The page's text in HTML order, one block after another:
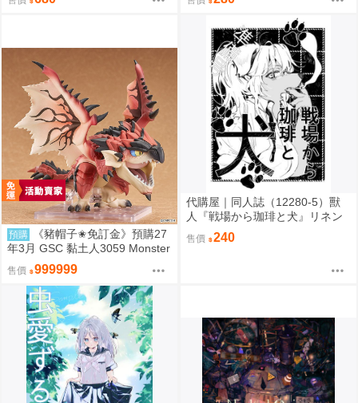
ロウ
する話』蒼也 混沌地帯
預購
《豬帽子✬免訂金》預購27
年3月 GSC 黏土人3059 Monster
Hunter 魔物獵人 火龍 0906
售價 999999
代購屋｜同人誌（12280-5）獸
人『戦場から珈琲と犬』リネン
リネンドレッシング
售價 240